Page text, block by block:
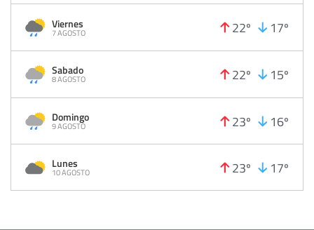
Viernes
7 AGOSTO 22º 17º
Sabado
8 AGOSTO 22º 15º
Domingo
9 AGOSTO 23º 16º
Lunes
10 AGOSTO 23º 17º